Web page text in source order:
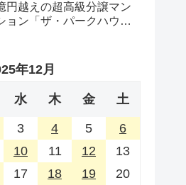
円越えの超高級分譲マン
ョン「ザ・パークハウス
年12月
水 木 金 土
3 4 5
6
10 11 12
13
17 18 19 20